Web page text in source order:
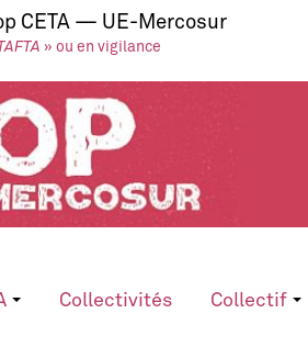
CETA — UE-Mercosur
» ou en vigilance
Collectivités Collectif